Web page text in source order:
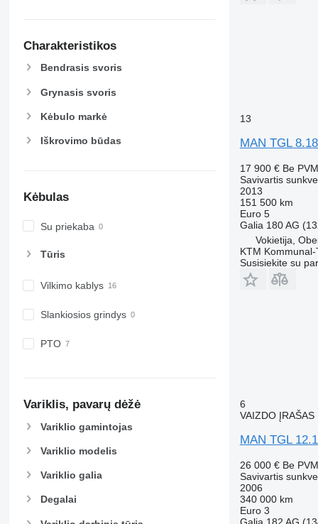
Charakteristikos
Bendrasis svoris
Grynasis svoris
Kėbulo markė
Iškrovimo būdas
Kėbulas
Su priekaba
Tūris
Vilkimo kablys
Slankiosios grindys
PTO
Variklis, pavarų dėžė
Variklio gamintojas
Variklio modelis
Variklio galia
Degalai
13
MAN TGL
17 900 € Be PVM
Savivartis
2013
151 500 km
Euro 5
Galia 180 AG
Vokietija,
KTM
Susisiekite su
6
VAIZDO ĮRAŠAS
MAN TGL
26 000 € Be PVM
Savivartis
2006
340 000 km
Euro 3
Galia 182 AG